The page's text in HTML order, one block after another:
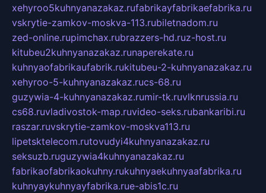
xehyroo5kuhnyanazakaz.rufabrikayfabrikaefabrika.ru
vskrytie-zamkov-moskva-113.rubiletnadom.ru
zed-online.rupimchax.rubrazzers-hd.ruz-host.ru
kitubeu2kuhnyanazakaz.runaperekate.ru
kuhnyaofabrikaufabrik.rukitubeu-2-kuhnyanazakaz.ru
xehyroo-5-kuhnyanazakaz.rucs-68.ru
guzywia-4-kuhnyanazakaz.rumir-tk.ruvlknrussia.ru
cs68.ruvladivostok-map.ruvideo-seks.rubankaribi.ru
raszar.ruvskrytie-zamkov-moskva113.ru
lipetsktelecom.rutovudyi4kuhnyanazakaz.ru
seksuzb.ruguzywia4kuhnyanazakaz.ru
fabrikaofabrikaokuhny.rukuhnyaekuhnyaafabrika.ru
kuhnyaykuhnyayfabrika.rue-abis1c.ru